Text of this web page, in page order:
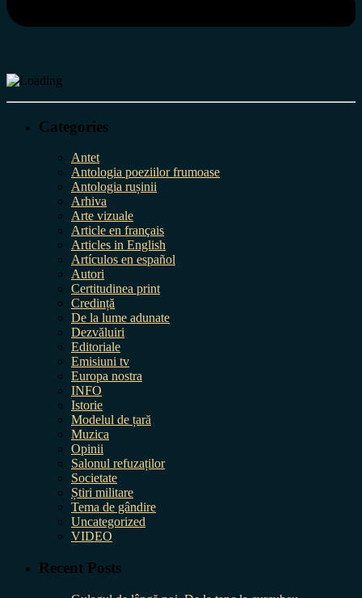
Categories
Antet
Antologia poeziilor frumoase
Antologia rușinii
Arhiva
Arte vizuale
Article en français
Articles in English
Artículos en español
Autori
Certitudinea print
Credință
De la lume adunate
Dezvăluiri
Editoriale
Emisiuni tv
Europa nostra
INFO
Istorie
Modelul de țară
Muzica
Opinii
Salonul refuzaților
Societate
Știri militare
Tema de gândire
Uncategorized
VIDEO
Recent Posts